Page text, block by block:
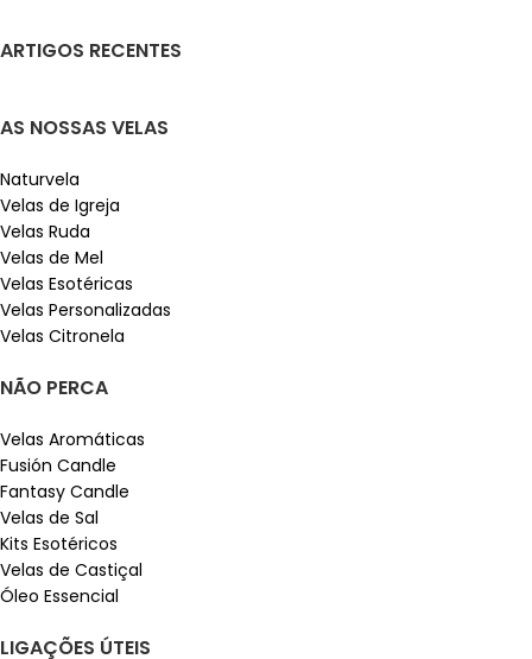
ARTIGOS RECENTES
AS NOSSAS VELAS
Naturvela
Velas de Igreja
Velas Ruda
Velas de Mel
Velas Esotéricas
Velas Personalizadas
Velas Citronela
NÃO PERCA
Velas Aromáticas
Fusión Candle
Fantasy Candle
Velas de Sal
Kits Esotéricos
Velas de Castiçal
Óleo Essencial
LIGAÇÕES ÚTEIS